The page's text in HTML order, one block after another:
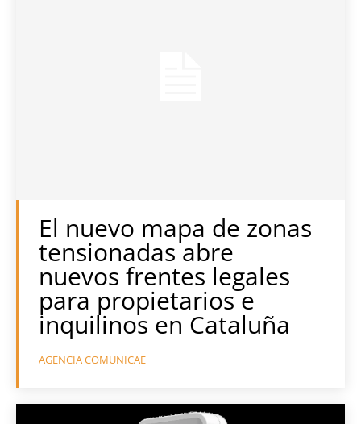
El nuevo mapa de zonas
tensionadas abre
nuevos frentes legales
para propietarios e
inquilinos en Cataluña
AGENCIA COMUNICAE